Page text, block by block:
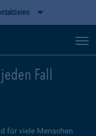
Fall
für viele Menschen